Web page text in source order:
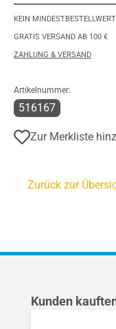
KEIN MINDESTBESTELLWERT
GRATIS VERSAND AB 100 €
ZAHLUNG & VERSAND
Artikelnummer:
516167
Zur Merkliste
Zurück zur
Produktgalerie
Kunden